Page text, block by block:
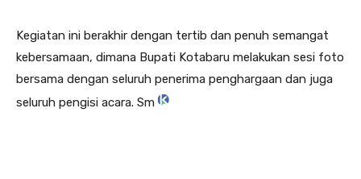
Kegiatan ini berakhir dengan tertib dan penuh semangat
kebersamaan, dimana Bupati Kotabaru melakukan sesi foto
bersama dengan seluruh penerima penghargaan dan juga
seluruh pengisi acara. Sm